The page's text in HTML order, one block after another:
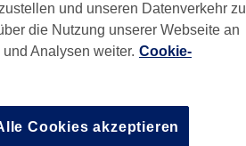
und unseren Datenverkehr zu
die Nutzung unserer Webseite an
Analysen weiter. Cookie-
Cookies akzeptieren